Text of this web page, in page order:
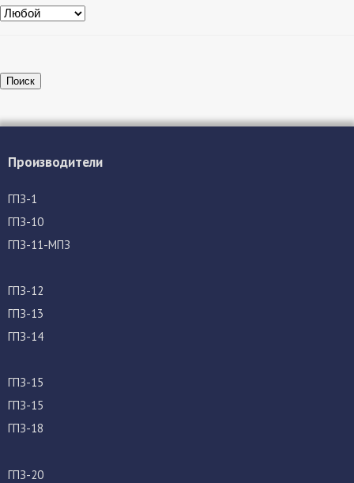
Поиск
Производители
ГПЗ-1
ГПЗ-10
ГПЗ-11-МПЗ
ГПЗ-12
ГПЗ-13
ГПЗ-14
ГПЗ-15
ГПЗ-15
ГПЗ-18
ГПЗ-20